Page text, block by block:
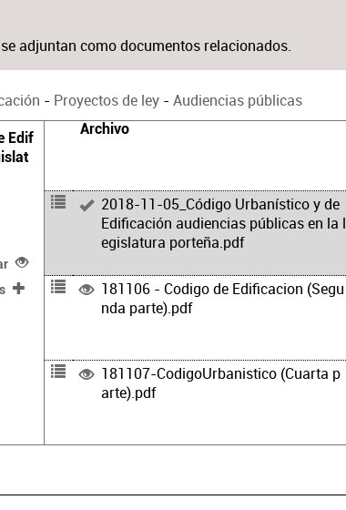
adjuntan como documentos relacionados.
- Proyectos de ley- Audiencias públicas
Edif
Archivo
2018-11-05_Código Urbanístico y de
Edificación audiencias públicas en la l
egislatura porteña.pdf
181106 - Codigo de Edificacion (Segu
nda parte).pdf
181107-CodigoUrbanistico (Cuarta p
arte).pdf